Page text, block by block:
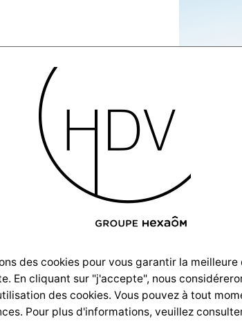
des cookies pour vous garantir la meilleure
En cliquant sur "j'accepte", nous
des cookies. Vous pouvez à tout
Pour plus d'informations, veuillez